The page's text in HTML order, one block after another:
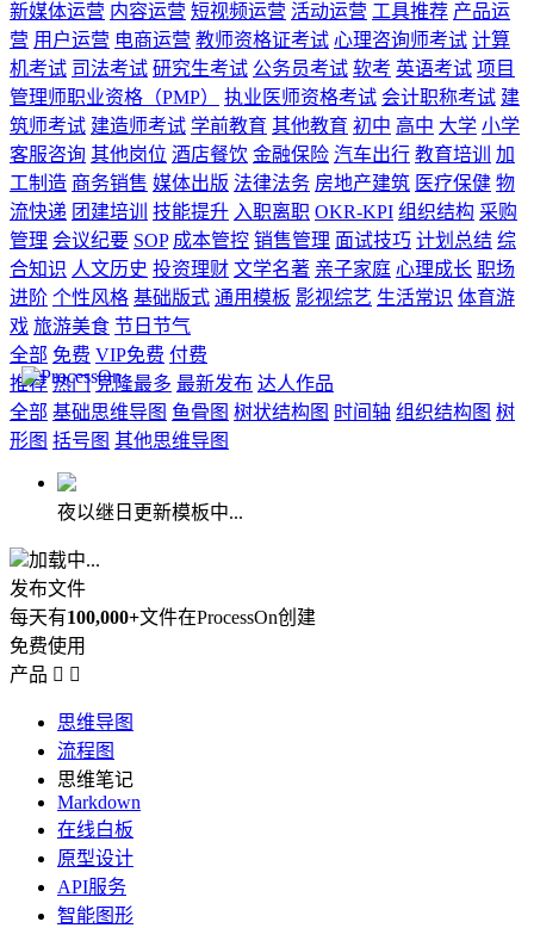
新媒体运营 内容运营 短视频运营 活动运营 工具推荐 产品运
营 用户运营 电商运营 教师资格证考试 心理咨询师考试 计算
机考试 司法考试 研究生考试 公务员考试 软考 英语考试 项目
管理师职业资格（PMP）
执业医师资格考试 会计职称考试 建
筑师考试 建造师考试 学前教育 其他教育 初中 高中 大学 小学
客服咨询 其他岗位 酒店餐饮 金融保险 汽车出行 教育培训
加
工制造 商务销售 媒体出版 法律法务 房地产建筑 医疗保健 物
流快递 团建培训 技能提升 入职离职 OKR-KPI 组织结构 采购
管理 会议纪要 SOP 成本管控 销售管理 面试技巧 计划总结 综
合知识 人文历史 投资理财 文学名著 亲子家庭 心理成长 职场
进阶 个性风格 基础版式 通用模板 影视综艺 生活常识 体育游
戏 旅游美食 节日节气
全部 免费 VIP免费 付费
推荐 热门 克隆最多 最新发布 达人作品
全部 基础思维导图 鱼骨图 树状结构图 时间轴 组织结构图 树
形图 括号图 其他思维导图
夜以继日更新模板中...
加载中...
发布文件
每天有100,000+文件在ProcessOn创建
免费使用
产品  
思维导图
流程图
思维笔记
Markdown
在线白板
原型设计
API服务
智能图形